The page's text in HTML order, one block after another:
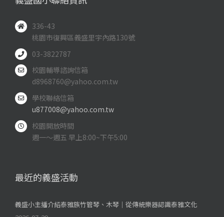
336-43
桃園市復興區義盛里宇內路130號
03-3822787
校園輔導諮詢信箱
d8968760@yahoo.com.tw
學校聯絡信箱
u877008@yahoo.com.tw
校園開放時間
週一～週五 早上8:00~下午5:00
最近的義盛活動
義盛小主播介紹泰雅族竹管琴、木琴｜從傳統樂器認識泰雅文化